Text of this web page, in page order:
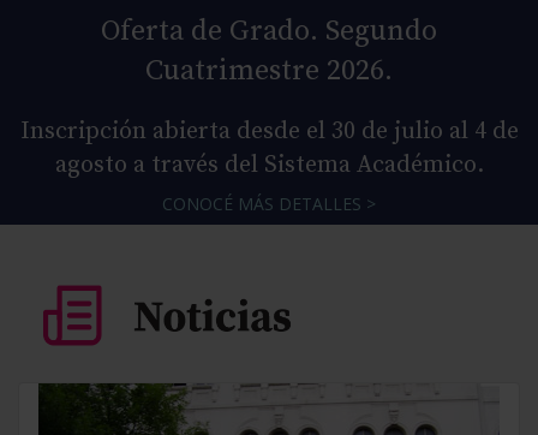
Oferta de Grado. Segundo
Cuatrimestre 2026.
Inscripción abierta desde el 30 de julio al 4 de
agosto a través del Sistema Académico.
CONOCÉ MÁS DETALLES >